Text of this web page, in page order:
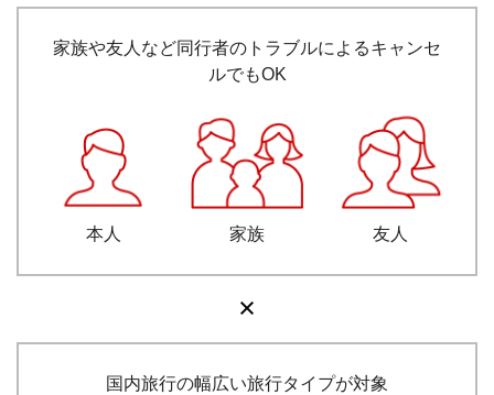
家族や友人など同行者のトラブルによるキャンセ
ルでもOK
本人 家族 友人
国内旅行の幅広い旅行タイプが対象